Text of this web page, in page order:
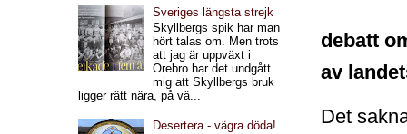
debatt
av
Det
Sveriges längsta strejk
Skyllbergs spik har man
hört talas om. Men trots
att jag är uppväxt i
Örebro har det undgått
mig att Skyllbergs bruk
ligger rätt nära, på vä...
Desertera - vägra döda!